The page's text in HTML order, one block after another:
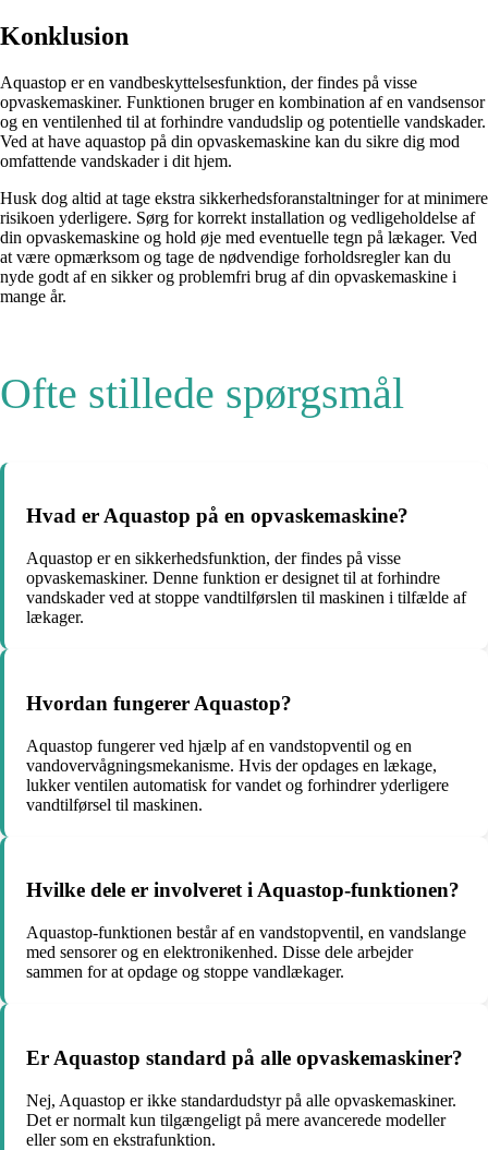
Konklusion
Aquastop er en vandbeskyttelsesfunktion, der findes på visse
opvaskemaskiner. Funktionen bruger en kombination af en vandsensor
og en ventilenhed til at forhindre vandudslip og potentielle vandskader.
Ved at have aquastop på din opvaskemaskine kan du sikre dig mod
omfattende vandskader i dit hjem.
Husk dog altid at tage ekstra sikkerhedsforanstaltninger for at minimere
risikoen yderligere. Sørg for korrekt installation og vedligeholdelse af
din opvaskemaskine og hold øje med eventuelle tegn på lækager. Ved
at være opmærksom og tage de nødvendige forholdsregler kan du
nyde godt af en sikker og problemfri brug af din opvaskemaskine i
mange år.
Ofte stillede spørgsmål
Hvad er Aquastop på en opvaskemaskine?
Aquastop er en sikkerhedsfunktion, der findes på visse
opvaskemaskiner. Denne funktion er designet til at forhindre
vandskader ved at stoppe vandtilførslen til maskinen i tilfælde af
lækager.
Hvordan fungerer Aquastop?
Aquastop fungerer ved hjælp af en vandstopventil og en
vandovervågningsmekanisme. Hvis der opdages en lækage,
lukker ventilen automatisk for vandet og forhindrer yderligere
vandtilførsel til maskinen.
Hvilke dele er involveret i Aquastop-funktionen?
Aquastop-funktionen består af en vandstopventil, en vandslange
med sensorer og en elektronikenhed. Disse dele arbejder
sammen for at opdage og stoppe vandlækager.
Er Aquastop standard på alle opvaskemaskiner?
Nej, Aquastop er ikke standardudstyr på alle opvaskemaskiner.
Det er normalt kun tilgængeligt på mere avancerede modeller
eller som en ekstrafunktion.